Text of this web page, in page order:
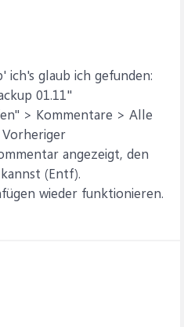
ich's glaub ich gefunden:
01.11"
> Kommentare > Alle
angezeigt, den
(Entf).
wieder funktionieren.